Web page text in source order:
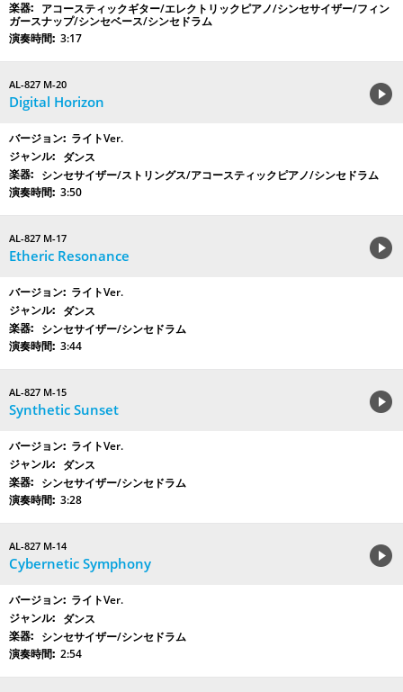
アコースティックギター/エレクトリックピアノ/シンセサイザー/フィン
ガースナップ/シンセベース/シンセドラム
3:17
AL-827 M-20
Digital Horizon
ライトVer.
ダンス
シンセサイザー/ストリングス/アコースティックピアノ/シンセドラム
3:50
AL-827 M-17
Etheric Resonance
ライトVer.
ダンス
シンセサイザー/シンセドラム
3:44
AL-827 M-15
Synthetic Sunset
ライトVer.
ダンス
シンセサイザー/シンセドラム
3:28
AL-827 M-14
Cybernetic Symphony
ライトVer.
ダンス
シンセサイザー/シンセドラム
2:54